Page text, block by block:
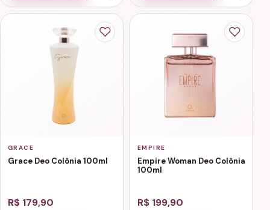
GRACE
Grace Deo Colônia 100ml
R$ 179,90
EMPIRE
Empire Woman Deo Colônia
100ml
R$ 199,90